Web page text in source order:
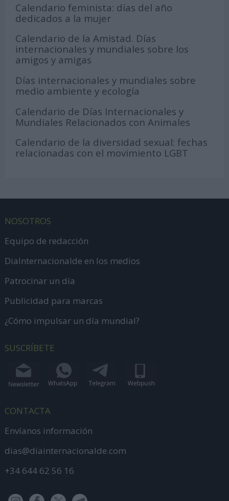
Calendario feminista: días del año
dedicados a la mujer
Calendario de la Amistad. Días
internacionales y mundiales sobre los
amigos y amigas
Días internacionales y mundiales sobre
medio ambiente y ecología
Calendario de Días Internacionales y
Mundiales Relacionados con Animales
Calendario de la diversidad sexual: fechas
relacionadas con el movimiento LGBT
NOSOTROS
Equipo de redacción
DiaInternacionalde en los medios
Patrocinar un día
Publicidad para marcas
¿Cómo impulsar un día mundial?
SUSCRÍBETE
CONTACTA
Envíanos información
dias@diainternacionalde.com
+34 644 62 56 16